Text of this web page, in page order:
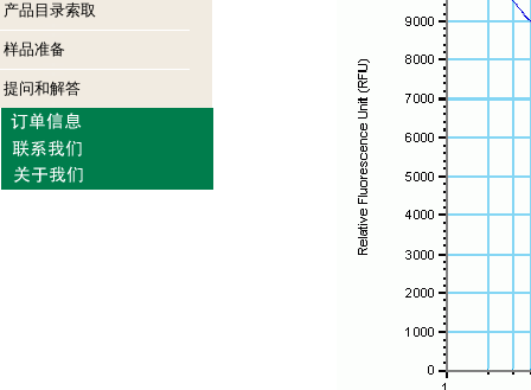
产品目录索取
样品准备
提问和解答